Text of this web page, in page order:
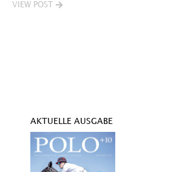
VIEW POST
AKTUELLE AUSGABE